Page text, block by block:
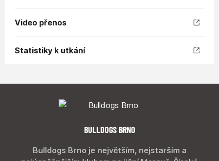
Video přenos
Statistiky k utkání
BULLDOGS BRNO
Bulldogs Brno je největším, nejstarším a